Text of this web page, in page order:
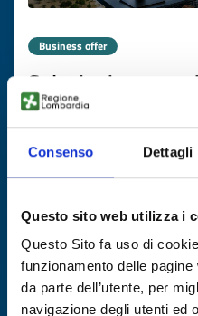
Consenso Dettagli
Questo sito web utilizza i
Questo Sito fa uso di
funzionamento delle
da parte dell’utente, per
navigazione degli utenti ed
Business offer
Soluzioni
infrastrutture e
azienda greca
ID: BOGR20260727002
Expires on